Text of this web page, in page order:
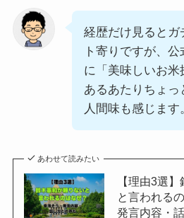
経歴だけ見るとガ
ト寄りですが、
に「美味しいお米
あるあたりちょっ
人間味も感じます
あわせて読みたい
【理由3選
と言われる
発言内容・